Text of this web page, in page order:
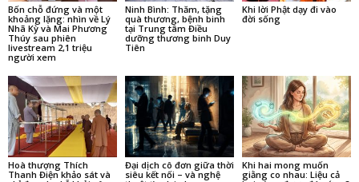
Bốn chỗ đứng và một
khoảng lặng: nhìn về Lý
Nhã Kỳ và Mai Phương
Thúy sau phiên
livestream 2,1 triệu
người xem
Ninh Bình: Thăm, tặng
quà thương, bệnh binh
tại Trung tâm Điều
dưỡng thương binh Duy
Tiên
Khi lời Phật dạy đi vào
đời sống
Hoà thượng Thích
Thanh Điện khảo sát và
Đại dịch cô đơn giữa thời
siêu kết nối – và nghệ
Khi hai mong muốn
giằng co nhau: Liệu cả